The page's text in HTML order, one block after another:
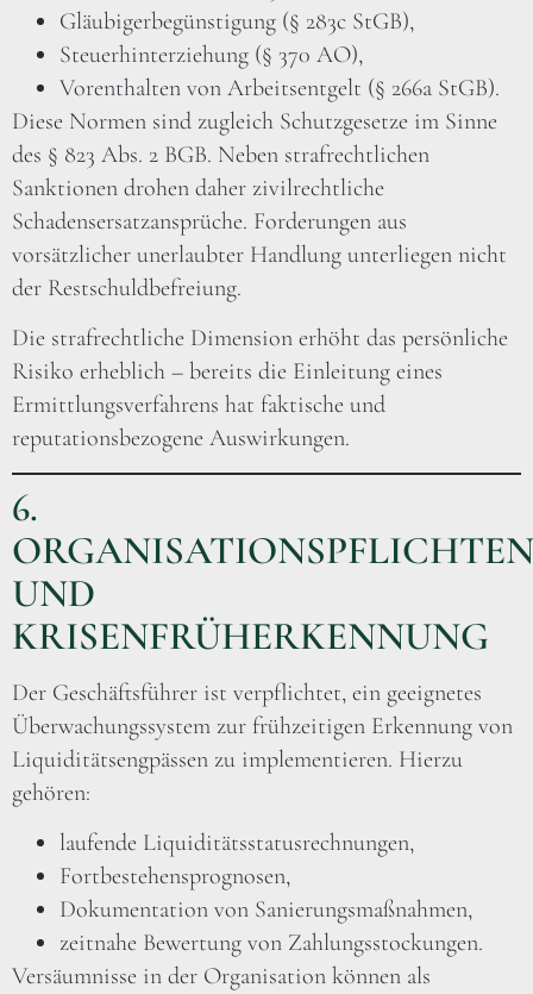
Gläubigerbegünstigung (§ 283c StGB),
Steuerhinterziehung (§ 370 AO),
Vorenthalten von Arbeitsentgelt (§ 266a StGB).
Diese Normen sind zugleich Schutzgesetze im Sinne
des § 823 Abs. 2 BGB. Neben strafrechtlichen
Sanktionen drohen daher zivilrechtliche
Schadensersatzansprüche. Forderungen aus
vorsätzlicher unerlaubter Handlung unterliegen nicht
der Restschuldbefreiung.
Die strafrechtliche Dimension erhöht das persönliche
Risiko erheblich – bereits die Einleitung eines
Ermittlungsverfahrens hat faktische und
reputationsbezogene Auswirkungen.
6.
ORGANISATIONSPFLICHTEN
UND
KRISENFRÜHERKENNUNG
Der Geschäftsführer ist verpflichtet, ein geeignetes
Überwachungssystem zur frühzeitigen Erkennung von
Liquiditätsengpässen zu implementieren. Hierzu
gehören:
laufende Liquiditätsstatusrechnungen,
Fortbestehensprognosen,
Dokumentation von Sanierungsmaßnahmen,
zeitnahe Bewertung von Zahlungsstockungen.
Versäumnisse in der Organisation können als